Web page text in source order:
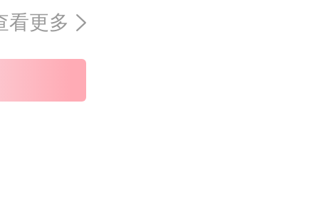
看更多